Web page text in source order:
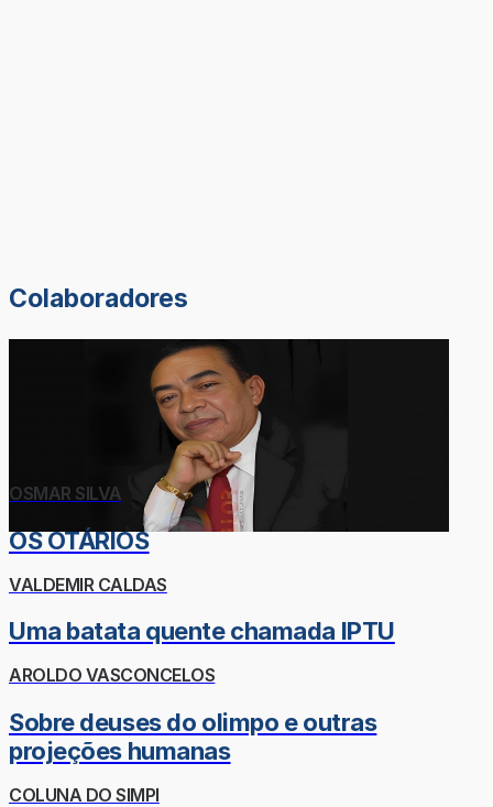
Colaboradores
OSMAR SILVA
OS OTÁRIOS
VALDEMIR CALDAS
Uma batata quente chamada IPTU
AROLDO VASCONCELOS
Sobre deuses do olimpo e outras
projeções humanas
COLUNA DO SIMPI